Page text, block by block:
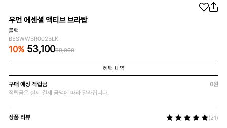
우먼 에센셜 액티브 브라탑
블랙
B5SWWBR002BLK
10% 53,10059,000
혜택 내역
구매 예상 적립금 0원
적립금은 실제 결제 금액에 따라 달라집니다.
상품 리뷰 (21)